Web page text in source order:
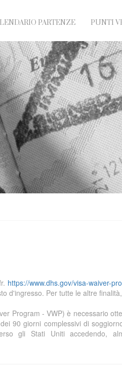
PARTENZE PUNTI
https://www.dhs.gov/visa-waiver-
Per tutte le altre
Program - VWP) è necessario
90 giorni complessivi di
gli Stati Uniti accedendo,